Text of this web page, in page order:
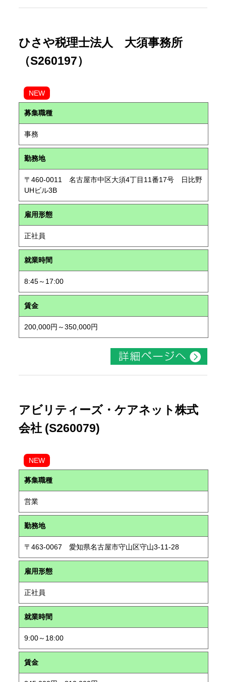
ひさや税理士法人 大須事務所
（S260197）
NEW
募集職種
事務
勤務地
〒460-0011 名古屋市中区大須4丁目11番17号 日比野
UHビル3B
雇用形態
正社員
就業時間
8:45～17:00
賃金
200,000円～350,000円
アビリティーズ・ケアネット株式
会社 (S260079)
NEW
募集職種
営業
勤務地
〒463-0067 愛知県名古屋市守山区守山3-11-28
雇用形態
正社員
就業時間
9:00～18:00
賃金